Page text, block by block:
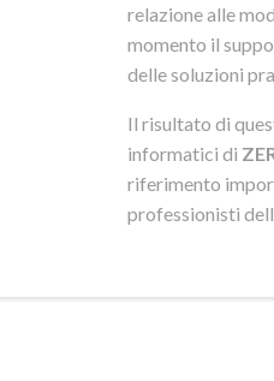
relazione alle
momento il
delle soluzioni
Il risultato di
informatici di
riferimento
professionisti